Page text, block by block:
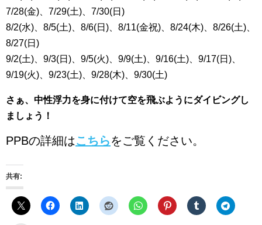
7/28(金)、7/29(土)、7/30(日)
8/2(水)、8/5(土)、8/6(日)、8/11(金祝)、8/24(木)、8/26(土)、
8/27(日)
9/2(土)、9/3(日)、9/5(火)、9/9(土)、9/16(土)、9/17(日)、
9/19(火)、9/23(土)、9/28(木)、9/30(土)
さぁ、中性浮力を身に付けて空を飛ぶようにダイビングし
ましょう！
PPBの詳細はこちらをご覧ください。
共有: